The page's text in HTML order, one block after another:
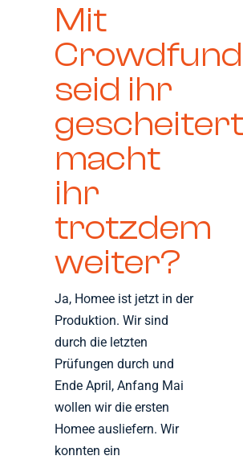
Mit
seid ihr
macht
ihr
trotzdem
weiter?
Ja, Homee ist jetzt in der
Produktion. Wir sind
durch die letzten
Prüfungen durch und
Ende April, Anfang Mai
wollen wir die ersten
Homee ausliefern. Wir
konnten ein